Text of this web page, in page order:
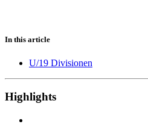
In this article
U/19 Divisionen
Highlights